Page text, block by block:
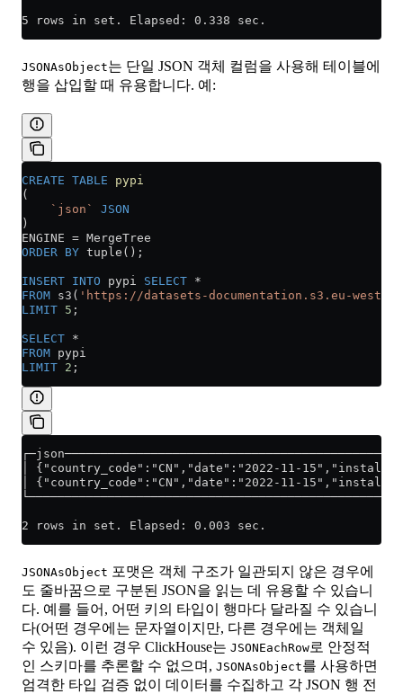
5 rows in set. Elapsed: 0.338 sec.
JSONAsObject는 단일 JSON 객체 컬럼을 사용해 테이블에
행을 삽입할 때 유용합니다. 예:
CREATE TABLE pypi
(
    `json`
JSON
)
ENGINE = MergeTree
ORDER BY tuple();
INSERT INTO pypi SELECT *
FROM s3( 'https://datasets-documentation.s3.eu-west-
LIMIT 5 ;
SELECT *
FROM pypi
LIMIT 2 ;
│ {"country_code":"CN","date":"2022-11-
│ {"country_code":"CN","date":"2022-11-
2 rows in set. Elapsed: 0.003 sec.
JSONAsObject 포맷은 객체 구조가 일관되지 않은 경우에
도 줄바꿈으로 구분된 JSON을 읽는 데 유용할 수 있습니
다. 예를 들어, 어떤 키의 타입이 행마다 달라질 수 있습니
다(어떤 경우에는 문자열이지만, 다른 경우에는 객체일
수 있음). 이런 경우 ClickHouse는 JSONEachRow로 안정적
인 스키마를 추론할 수 없으며, JSONAsObject를 사용하면
엄격한 타입 검증 없이 데이터를 수집하고 각 JSON 행 전